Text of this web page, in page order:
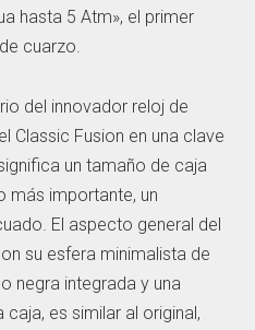
hasta 5 Atm», el primer
cuarzo.
del innovador reloj de
Classic Fusion en una clave
un tamaño de caja
más importante, un
El aspecto general del
su esfera minimalista de
negra integrada y una
es similar al original,